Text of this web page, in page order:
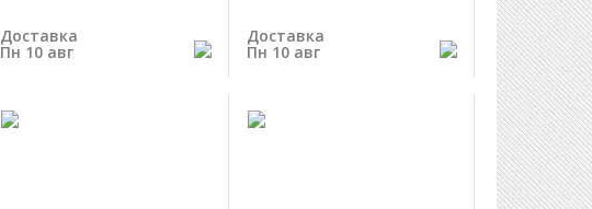
Доставка
Пн 10 авг
Доставка
Пн 10 авг